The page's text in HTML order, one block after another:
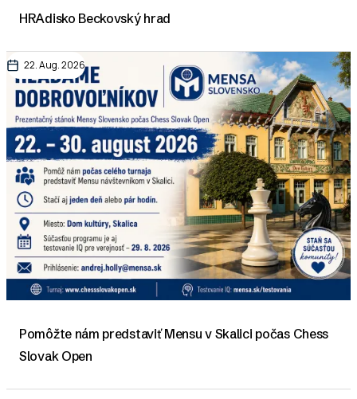
HRAdisko Beckovský hrad
22. Aug. 2026
Pomôžte nám predstaviť Mensu v Skalici počas Chess
Slovak Open